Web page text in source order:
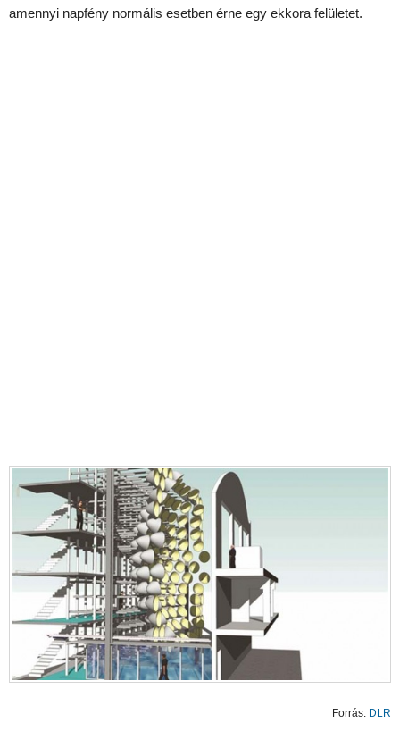
amennyi napfény normális esetben érne egy ekkora felületet.
Forrás: DLR